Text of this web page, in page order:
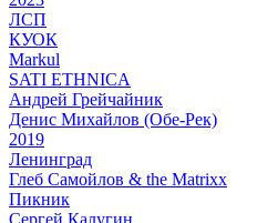
ЛСП
КУОК
Markul
SATI ETHNICA
Андрей Грейчайник
Денис Михайлов (Обе-Рек)
2019
Ленинград
Глеб Самойлов & the Matrixx
Пикник
Сергей Калугин